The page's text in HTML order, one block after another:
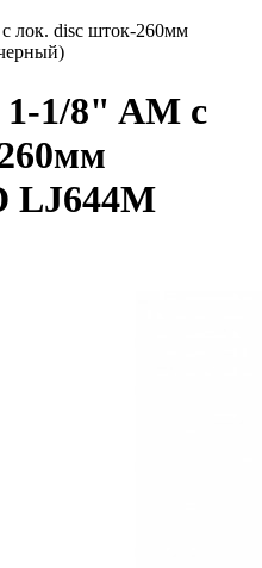
лок. disc шток-260мм
1/8" AM с
LJ644M